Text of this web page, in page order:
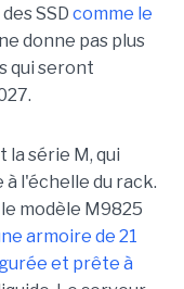
SSD comme le
donne pas plus
qui seront
la série M, qui
l'échelle du rack.
modèle M9825
armoire de 21
et prête à